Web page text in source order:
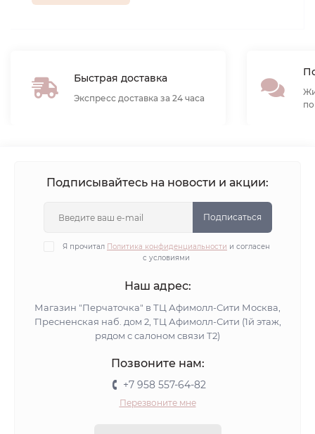
Быстрая доставка
Экспресс доставка за 24 часа
Подписывайтесь на новости и акции:
Подписаться
Я прочитал Политика конфиденциальности и согласен
с условиями
Наш адрес:
Магазин "Перчаточка" в ТЦ Афимолл-Сити Москва,
Пресненская наб. дом 2, ТЦ Афимолл-Сити (1й этаж,
рядом с салоном связи Т2)
Позвоните нам:
+7 958 557-64-82
Перезвоните мне